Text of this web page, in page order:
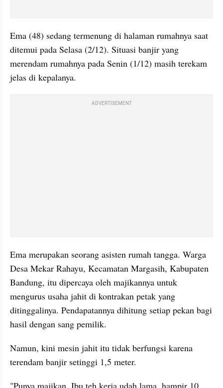
Ema (48) sedang termenung di halaman rumahnya saat
ditemui pada Selasa (2/12). Situasi banjir yang
merendam rumahnya pada Senin (1/12) masih terekam
jelas di kepalanya.
ADVERTISEMENT
Ema merupakan seorang asisten rumah tangga. Warga
Desa Mekar Rahayu, Kecamatan Margasih, Kabupaten
Bandung, itu dipercaya oleh majikannya untuk
mengurus usaha jahit di kontrakan petak yang
ditinggalinya. Pendapatannya dihitung setiap pekan bagi
hasil dengan sang pemilik.
Namun, kini mesin jahit itu tidak berfungsi karena
terendam banjir setinggi 1,5 meter.
"Punya majikan. Ibu teh kerja udah lama, hampir 10